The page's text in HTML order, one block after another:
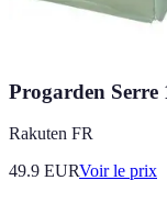
Progarden Serre
Rakuten FR
49.9 EURVoir le prix